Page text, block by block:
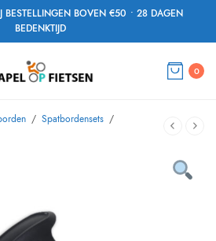
BESTELLINGEN BOVEN €50 • 28 DAGEN
BEDENKTIJD
0
/ Spatbordensets /